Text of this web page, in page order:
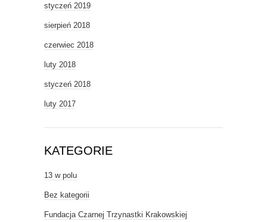
styczeń 2019
sierpień 2018
czerwiec 2018
luty 2018
styczeń 2018
luty 2017
KATEGORIE
13 w polu
Bez kategorii
Fundacja Czarnej Trzynastki Krakowskiej